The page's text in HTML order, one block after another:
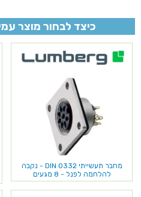
כיצד לבחור מוצר
מחבר תעשייתי DIN 0332 - נקבה
להלחמה לפנל - 8 מגעים